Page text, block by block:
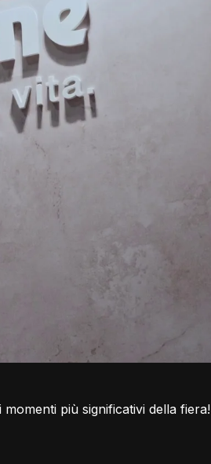
più significativi della fiera!